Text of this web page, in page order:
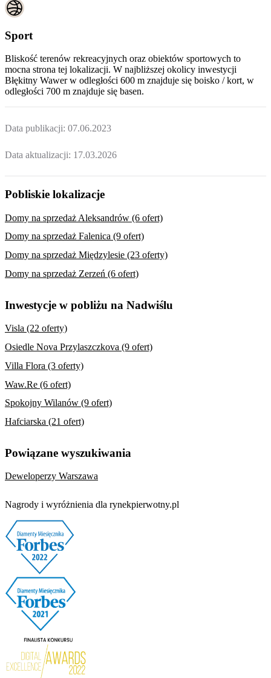
Sport
Bliskość terenów rekreacyjnych oraz obiektów sportowych to
mocna strona tej lokalizacji. W najbliższej okolicy inwestycji
Błękitny Wawer w odległości 600 m znajduje się boisko / kort, w
odległości 700 m znajduje się basen.
Data publikacji: 07.06.2023
Data aktualizacji: 17.03.2026
Pobliskie lokalizacje
Domy na sprzedaż Aleksandrów (6 ofert)
Domy na sprzedaż Falenica (9 ofert)
Domy na sprzedaż Międzylesie (23 oferty)
Domy na sprzedaż Zerzeń (6 ofert)
Inwestycje w pobliżu na Nadwiślu
Visla (22 oferty)
Osiedle Nova Przylaszczkova (9 ofert)
Villa Flora (3 oferty)
Waw.Re (6 ofert)
Spokojny Wilanów (9 ofert)
Hafciarska (21 ofert)
Powiązane wyszukiwania
Deweloperzy Warszawa
Nagrody i wyróżnienia dla rynekpierwotny.pl